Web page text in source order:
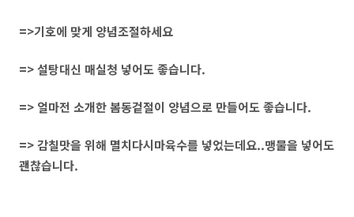
=>기호에 맞게 양념조절하세요
=> 설탕대신 매실청 넣어도 좋습니다.
=> 얼마전 소개한 봄동겉절이 양념으로 만들어도 좋습니다.
=> 감칠맛을 위해 멸치다시마육수를 넣었는데요..맹물을 넣어도
괜찮습니다.